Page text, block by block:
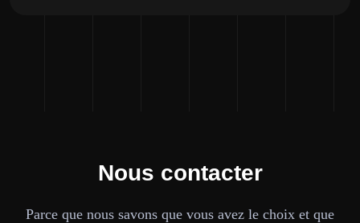
Nous contacter
Parce que nous savons que vous avez le choix et que